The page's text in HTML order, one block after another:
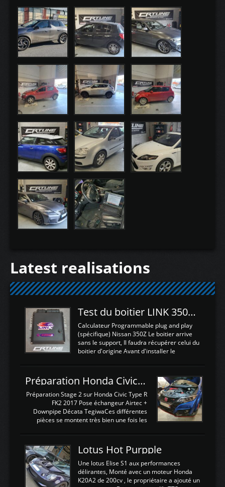
Latest realisations
Test du boitier LINK 350Z Plugin ECU
Calculateur Programmable plug and play
(spécifique) Nissan 350Z Le boitier arrive
sans le support, Il faudra récupérer celui du
boitier d'origine Avant d'installer le
d'envoyer l'information de la large bande
dans le boitier. sydney sweeney deepfake
La sortie 0-5V de l'afr sera connectée sur
l'entrée AN Volt 8 et GndAN pour
Analogique, et Volt car l'information est une
tension (Pas une résistance variable d'un
est temps de brancher le ...
Préparation Honda Civic Type R FK2
Préparation Stage 2 sur Honda Civic Type R
FK2 2017 Pose échangeur Airtec +
Downpipe Décata TegiwaCes différentes
pièces se montent très bien une fois les
légere découpe du plastique inferieur,
negénant en rien la structure ou le
fonctionnement du fond plat. Une
reprogrammation Stage 2 est faite sur le
calculateur d'origine. Une alternative
Lotus Hot Purpple
Une lotus Elise S1 aux performances
délirantes, Monté avec un moteur Honda
K20A2 de 200cv , le propriétaire a ajouté un